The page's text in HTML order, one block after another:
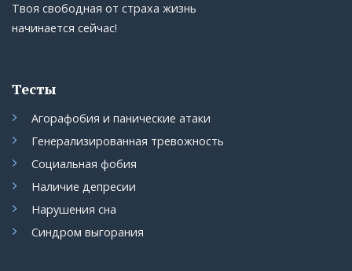
Твоя свободная от страха жизнь
начинается сейчас!
Тесты
Агорафобия и панические атаки
Генерализированная тревожность
Социальная фобия
Наличие депресии
Нарушения сна
Синдром выгорания